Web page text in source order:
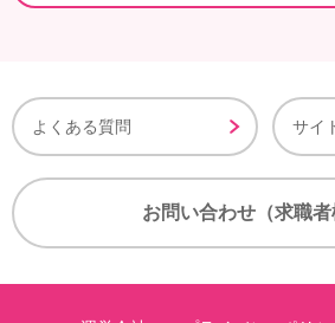
よくある質問 サイ
お問い合わせ（求職者